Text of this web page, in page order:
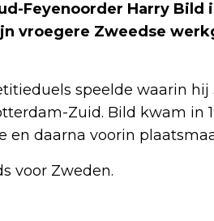
Feyenoorder Harry
vroegere Zweedse
speelde waarin
Zuid. Bild kwam in
en daarna voorin
voor Zweden.